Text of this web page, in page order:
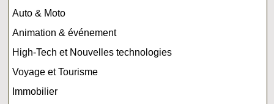
Auto & Moto
Animation & événement
High-Tech et Nouvelles technologies
Voyage et Tourisme
Immobilier